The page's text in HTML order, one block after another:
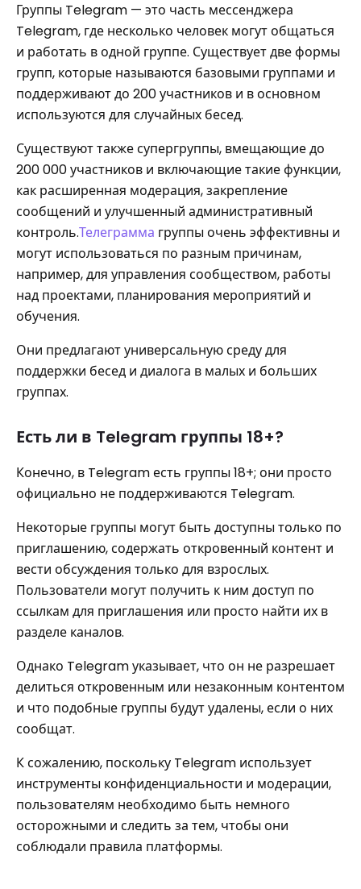
Группы Telegram — это часть мессенджера
Telegram, где несколько человек могут общаться
и работать в одной группе. Существует две формы
групп, которые называются базовыми группами и
поддерживают до 200 участников и в основном
используются для случайных бесед.
Существуют также супергруппы, вмещающие до
200 000 участников и включающие такие функции,
как расширенная модерация, закрепление
сообщений и улучшенный административный
контроль.Телеграмма группы очень эффективны и
могут использоваться по разным причинам,
например, для управления сообществом, работы
над проектами, планирования мероприятий и
обучения.
Они предлагают универсальную среду для
поддержки бесед и диалога в малых и больших
группах.
Есть ли в Telegram группы 18+?
Конечно, в Telegram есть группы 18+; они просто
официально не поддерживаются Telegram.
Некоторые группы могут быть доступны только по
приглашению, содержать откровенный контент и
вести обсуждения только для взрослых.
Пользователи могут получить к ним доступ по
ссылкам для приглашения или просто найти их в
разделе каналов.
Однако Telegram указывает, что он не разрешает
делиться откровенным или незаконным контентом
и что подобные группы будут удалены, если о них
сообщат.
К сожалению, поскольку Telegram использует
инструменты конфиденциальности и модерации,
пользователям необходимо быть немного
осторожными и следить за тем, чтобы они
соблюдали правила платформы.